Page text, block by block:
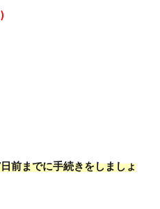
前までに手続きをしましょ